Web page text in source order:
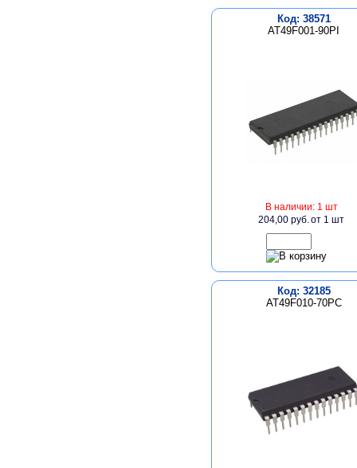
Код: 38571
AT49F001-90PI
В наличии: 1 шт
204,00 руб.от 1 шт
Код: 32185
AT49F010-70PC